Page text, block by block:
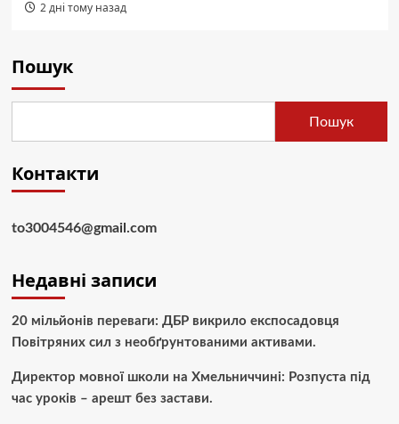
2 дні тому назад
Пошук
Пошук
Контакти
to3004546@gmail.com
Недавні записи
20 мільйонів переваги: ДБР викрило експосадовця
Повітряних сил з необґрунтованими активами.
Директор мовної школи на Хмельниччині: Розпуста під
час уроків – арешт без застави.